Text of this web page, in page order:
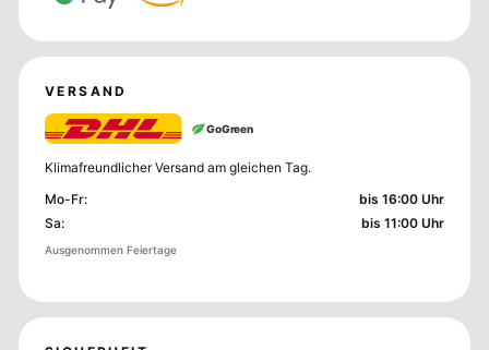
VERSAND
GoGreen
Klimafreundlicher Versand am gleichen Tag.
Mo-Fr:
bis 16:00 Uhr
Sa: bis 11:00 Uhr
Ausgenommen Feiertage